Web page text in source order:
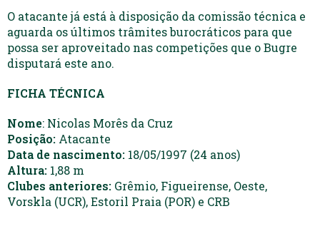
O atacante já está à disposição da comissão técnica e
aguarda os últimos trâmites burocráticos para que
possa ser aproveitado nas competições que o Bugre
disputará este ano.
FICHA TÉCNICA
Nome: Nicolas Morês da Cruz
Posição: Atacante
Data de nascimento: 18/05/1997 (24 anos)
Altura: 1,88 m
Clubes anteriores: Grêmio, Figueirense, Oeste,
Vorskla (UCR), Estoril Praia (POR) e CRB